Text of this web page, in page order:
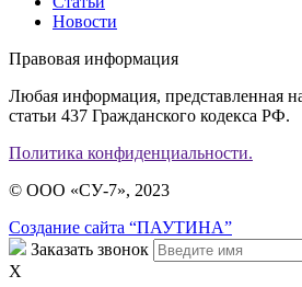
Новости
Правовая информация
Любая информация, представленная
статьи 437 Гражданского кодекса РФ.
Политика конфиденциальности.
© ООО «СУ-7», 2023
Создание сайта “ПАУТИНА”
Заказать звонок
X